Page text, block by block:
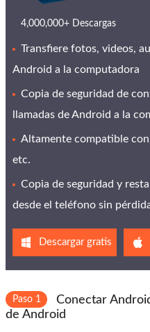
4,000,000+ Descargas
Transfiere fotos, videos,
Android a la computadora
Copia de seguridad de
llamadas de Android a la
Altamente compatible
etc.
Copia de seguridad y
desde el teléfono sin
Descargar gratis
Paso 1
Conectar
de Android